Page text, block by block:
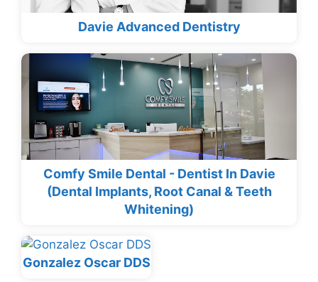
Davie Advanced Dentistry
Comfy Smile Dental - Dentist In Davie
(Dental Implants, Root Canal & Teeth
Whitening)
Gonzalez Oscar DDS